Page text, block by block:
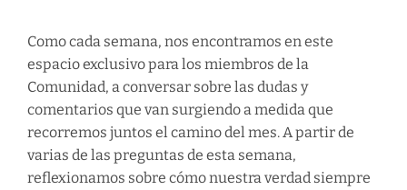
Como cada semana, nos encontramos en este
espacio exclusivo para los miembros de la
Comunidad, a conversar sobre las dudas y
comentarios que van surgiendo a medida que
recorremos juntos el camino del mes. A partir de
varias de las preguntas de esta semana,
reflexionamos sobre cómo nuestra verdad siempre